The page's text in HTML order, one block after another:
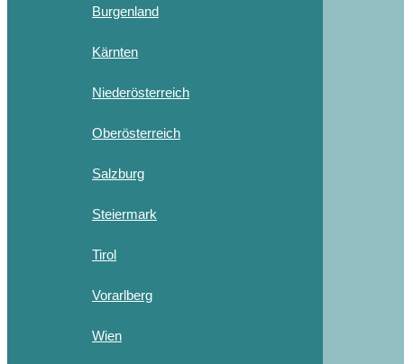
Burgenland
Kärnten
Niederösterreich
Oberösterreich
Salzburg
Steiermark
Tirol
Vorarlberg
Wien